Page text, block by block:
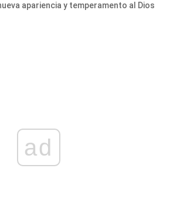
apariencia y temperamento al Dios
ad